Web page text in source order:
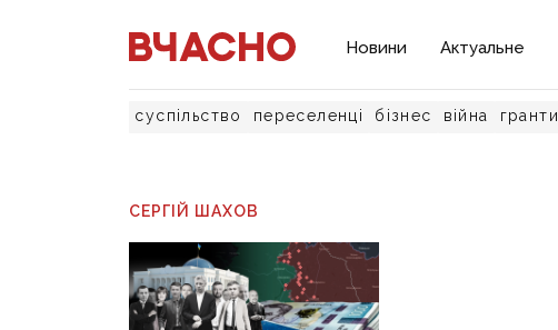
Новини Актуальне
суспільство переселенці бізнес війна гранти
СЕРГІЙ ШАХОВ